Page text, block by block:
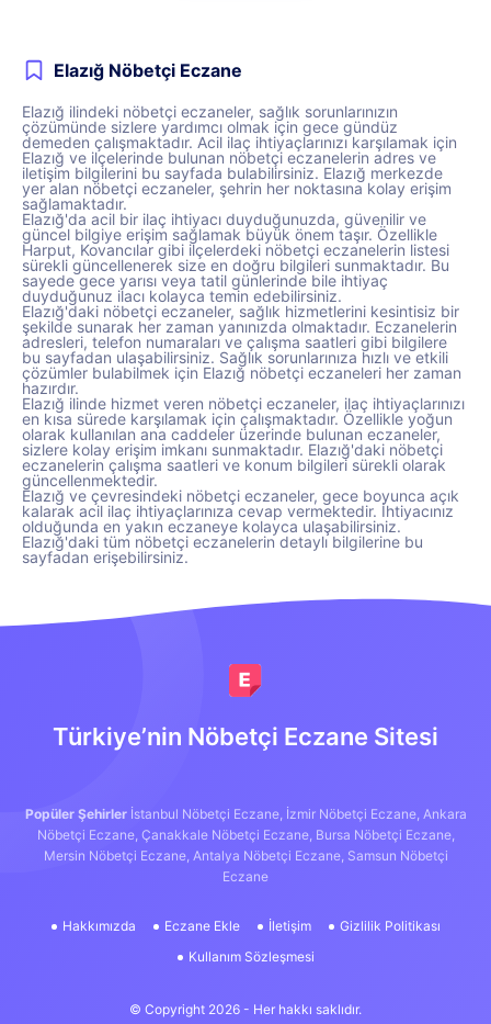
Elazığ Nöbetçi Eczane
Elazığ ilindeki nöbetçi eczaneler, sağlık sorunlarınızın
çözümünde sizlere yardımcı olmak için gece gündüz
demeden çalışmaktadır. Acil ilaç ihtiyaçlarınızı karşılamak için
Elazığ ve ilçelerinde bulunan nöbetçi eczanelerin adres ve
iletişim bilgilerini bu sayfada bulabilirsiniz. Elazığ merkezde
yer alan nöbetçi eczaneler, şehrin her noktasına kolay erişim
sağlamaktadır.
Elazığ'da acil bir ilaç ihtiyacı duyduğunuzda, güvenilir ve
güncel bilgiye erişim sağlamak büyük önem taşır. Özellikle
Harput, Kovancılar gibi ilçelerdeki nöbetçi eczanelerin listesi
sürekli güncellenerek size en doğru bilgileri sunmaktadır. Bu
sayede gece yarısı veya tatil günlerinde bile ihtiyaç
duyduğunuz ilacı kolayca temin edebilirsiniz.
Elazığ'daki nöbetçi eczaneler, sağlık hizmetlerini kesintisiz bir
şekilde sunarak her zaman yanınızda olmaktadır. Eczanelerin
adresleri, telefon numaraları ve çalışma saatleri gibi bilgilere
bu sayfadan ulaşabilirsiniz. Sağlık sorunlarınıza hızlı ve etkili
çözümler bulabilmek için Elazığ nöbetçi eczaneleri her zaman
hazırdır.
Elazığ ilinde hizmet veren nöbetçi eczaneler, ilaç ihtiyaçlarınızı
en kısa sürede karşılamak için çalışmaktadır. Özellikle yoğun
olarak kullanılan ana caddeler üzerinde bulunan eczaneler,
sizlere kolay erişim imkanı sunmaktadır. Elazığ'daki nöbetçi
eczanelerin çalışma saatleri ve konum bilgileri sürekli olarak
güncellenmektedir.
Elazığ ve çevresindeki nöbetçi eczaneler, gece boyunca açık
kalarak acil ilaç ihtiyaçlarınıza cevap vermektedir. İhtiyacınız
olduğunda en yakın eczaneye kolayca ulaşabilirsiniz.
Elazığ'daki tüm nöbetçi eczanelerin detaylı bilgilerine bu
sayfadan erişebilirsiniz.
Türkiye’nin Nöbetçi Eczane Sitesi
Popüler Şehirler İstanbul Nöbetçi Eczane, İzmir Nöbetçi Eczane, Ankara
Nöbetçi Eczane, Çanakkale Nöbetçi Eczane, Bursa Nöbetçi Eczane,
Mersin Nöbetçi Eczane, Antalya Nöbetçi Eczane, Samsun Nöbetçi
Eczane
Hakkımızda Eczane Ekle İletişim
Gizlilik Politikası
Kullanım Sözleşmesi
© Copyright 2026 - Her hakkı saklıdır.